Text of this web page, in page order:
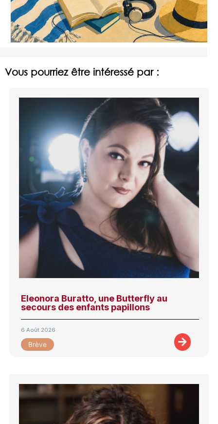
Vous pourriez être intéressé par :
Eleonora Buratto, une Butterfly au
secours des enfants papillons
6 Août 2026
Brève